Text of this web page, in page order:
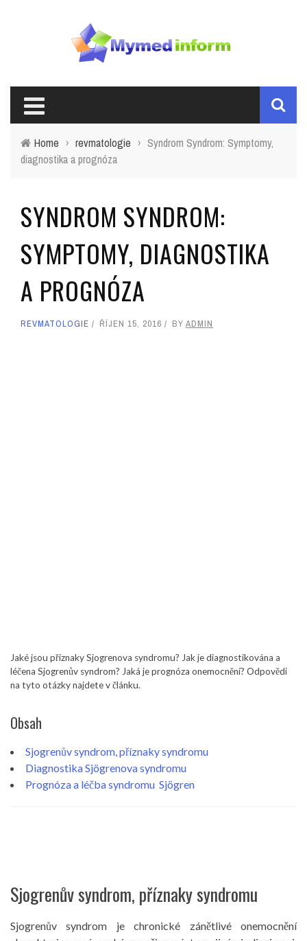
Home › revmatologie › Syndrom Syndrom: Symptomy,
diagnostika a prognóza
SYNDROM SYNDROM:
SYMPTOMY, DIAGNOSTIKA
A PROGNÓZA
REVMATOLOGIE ŘÍJEN 15, 2016 BY ADMIN
Jaké jsou příznaky Sjogrenova syndromu? Jak je diagnostikována a
léčena Sjogrenův syndrom? Jaká je prognóza onemocnění? Odpovědi
na tyto otázky najdete v článku.
Obsah
Sjogrenův syndrom, příznaky syndromu
Diagnostika Sjögrenova syndromu
Prognóza a léčba syndromu Sjögren
Sjogrenův syndrom, příznaky syndromu
Sjogrenův syndrom je chronické zánětlivé onemocnění